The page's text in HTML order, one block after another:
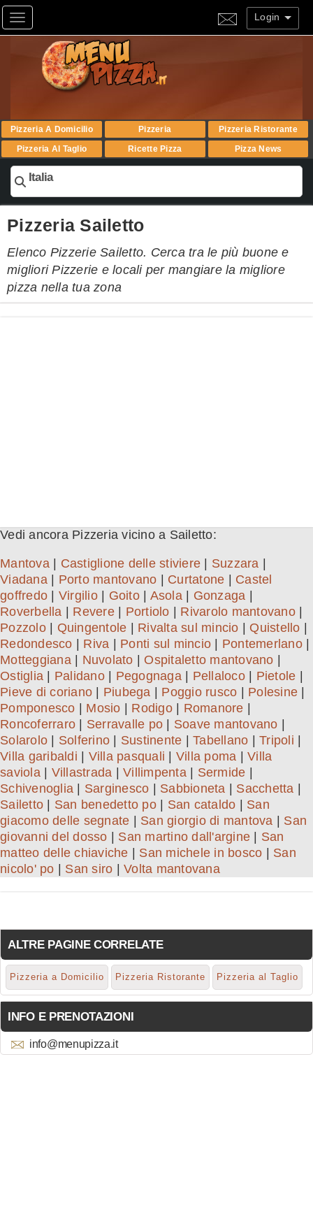
Toggle navigation Login
Pizzeria A Domicilio Pizzeria
Pizzeria Ristorante
Pizzeria Al Taglio
Ricette Pizza Pizza News
Italia
Pizzeria Sailetto
Elenco Pizzerie Sailetto. Cerca tra le più buone e
migliori Pizzerie e locali per mangiare la migliore
pizza nella tua zona
Vedi ancora Pizzeria vicino a Sailetto:
Mantova| Castiglione delle stiviere Suzzara
Viadana| Porto mantovano Curtatone
Castel
goffredo
Virgilio| Goito| Asola| Gonzaga
Roverbella
Revere| Portiolo Rivarolo mantovano|
Pozzolo| Quingentole Rivalta sul mincio Quistello
Redondesco
Riva Ponti sul mincio Pontemerlano|
Motteggiana| Nuvolato Ospitaletto mantovano
Ostiglia
Palidano| Pegognaga| Pellaloco| Pietole
Pieve di coriano
Piubega Poggio rusco Polesine
Pomponesco
Mosio Rodigo| Romanore
Roncoferraro
Serravalle po Soave mantovano
Solarolo
Solferino Sustinente Tabellano Tripoli
Villa garibaldi
Villa pasquali Villa poma
Villa
saviola| Villastrada Villimpenta| Sermide
Schivenoglia
Sarginesco Sabbioneta Sacchetta
Sailetto
San benedetto po| San cataldo
San
giacomo delle segnate
San giorgio di mantova
San
giovanni del dosso
San martino dall'argine
San
matteo delle chiaviche
San michele in bosco
San
nicolo' po
San siro Volta mantovana
ALTRE PAGINE CORRELATE
Pizzeria a Domicilio Pizzeria Ristorante Pizzeria al Taglio
INFO E PRENOTAZIONI
info@menupizza.it